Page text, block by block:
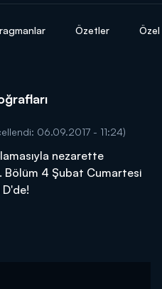
Özetler
06.09.2017 - 11:24)
nezarette
Bölüm 4 Şubat Cumartesi